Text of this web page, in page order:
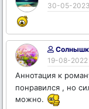
30-05-2023
19-08-2022
Аннотация к
понравился , но
можно.